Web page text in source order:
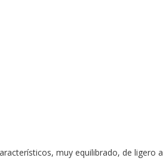
muy equilibrado, de ligero a